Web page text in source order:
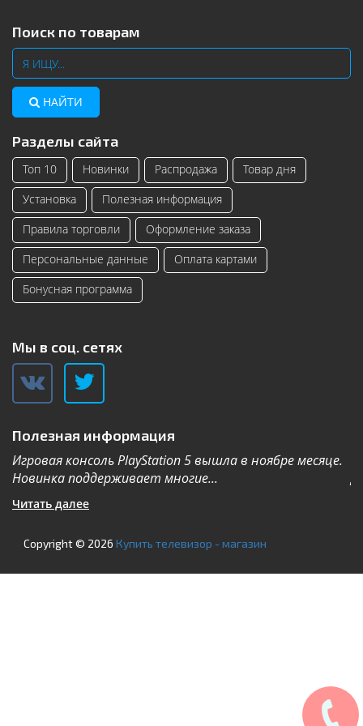
Поиск по товарам
НАЙТИ
Разделы сайта
Топ 10 Новинки Распродажа
Товар дня
Установка
Полезная информация
Правила торговли
Оформление заказа
Персональные данные
Оплата картами
Бонусная программа
Мы в соц. сетях
Полезная информация
Игровая консоль PlayStation 5 вышла в ноябре месяце.
Новинка поддерживает многие...
Читать далее
Copyright © 2026 Купить телевизор - магазин